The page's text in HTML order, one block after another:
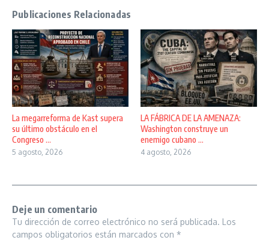
Publicaciones Relacionadas
La megarreforma de Kast supera
su último obstáculo en el
Congreso ...
5 agosto, 2026
LA FÁBRICA DE LA AMENAZA:
Washington construye un
enemigo cubano ...
4 agosto, 2026
Deje un comentario
Tu dirección de correo electrónico no será publicada. Los
campos obligatorios están marcados con *